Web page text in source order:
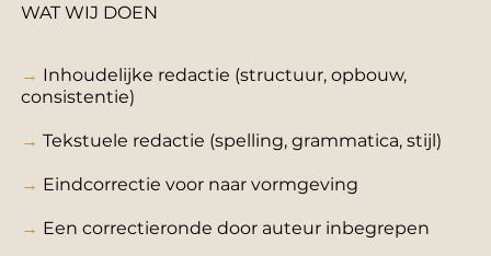
WAT WIJ DOEN
→ Inhoudelijke redactie (structuur, opbouw,
consistentie)
→ Tekstuele redactie (spelling, grammatica, stijl)​
→ Eindcorrectie voor naar vormgeving
→ Een correctieronde door auteur inbegrepen